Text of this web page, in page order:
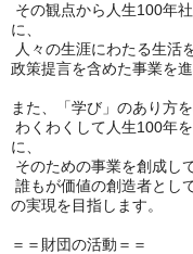
その観点から人生100年
に、
人々の生涯にわたる生活
政策提言を含めた事業を進
また、「学び」のあり方
わくわくして人生100年
に、
そのための事業を創成し
誰もが価値の創造者とし
の実現を目指します。
＝＝財団の活動＝＝